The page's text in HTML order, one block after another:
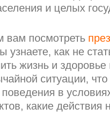
и целых
вам посмотреть
как не
жизнь и
ситуации,
в
какие действия